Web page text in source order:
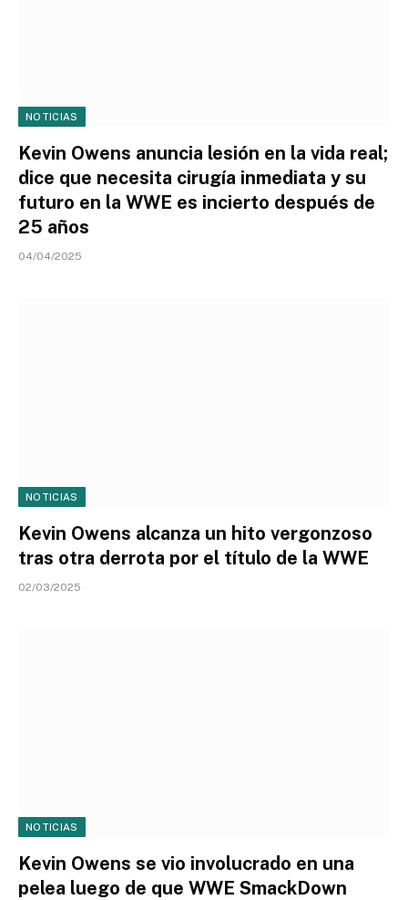
NOTICIAS
Kevin Owens anuncia lesión en la vida real;
dice que necesita cirugía inmediata y su
futuro en la WWE es incierto después de
25 años
04/04/2025
NOTICIAS
Kevin Owens alcanza un hito vergonzoso
tras otra derrota por el título de la WWE
02/03/2025
NOTICIAS
Kevin Owens se vio involucrado en una
pelea luego de que WWE SmackDown